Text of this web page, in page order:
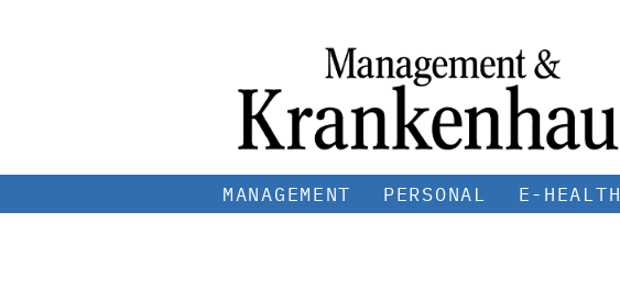
MANAGEMENT PERSONAL E-HEALTH